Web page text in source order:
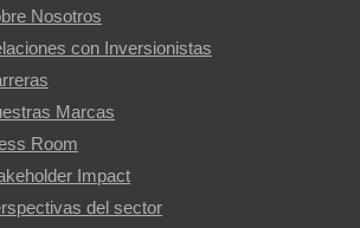
Nosotros
con Inversionistas
Marcas
Room
Impact
del sector